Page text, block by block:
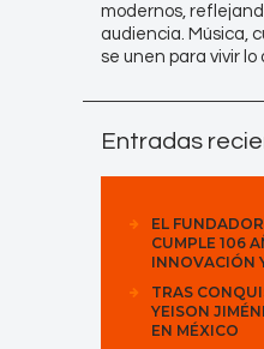
modernos,
audiencia. Música,
se unen para vivir lo
Entradas
EL
CUMPLE 106
INNOVACIÓN
TRAS
YEISON
EN MÉXICO